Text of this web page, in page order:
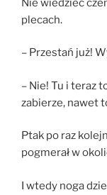
Nie wiedzieć
plecach.
– Przestań już!
– Nie! Tu i teraz
zabierze, nawet
Ptak po raz
pogmerał w
I wtedy noga